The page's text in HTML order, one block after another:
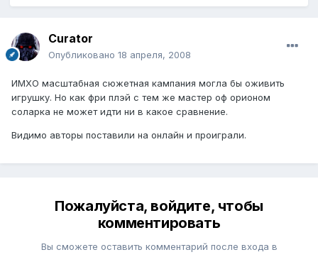
Curator
Опубликовано 18 апреля, 2008
ИМХО масштабная сюжетная кампания могла бы оживить
игрушку. Но как фри плэй с тем же мастер оф орионом
соларка не может идти ни в какое сравнение.
Видимо авторы поставили на онлайн и проиграли.
Пожалуйста, войдите, чтобы
комментировать
Вы сможете оставить комментарий после входа в